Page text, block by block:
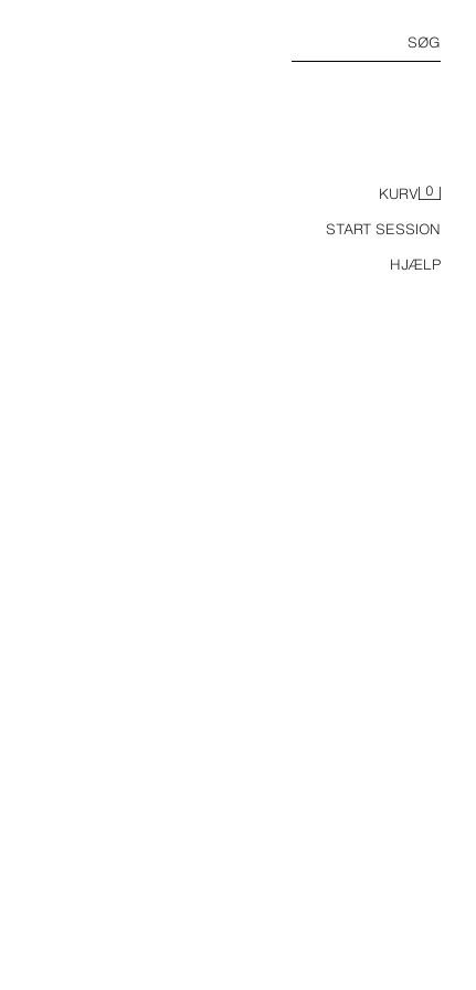
SØG
KURV 0
START SESSION
HJÆLP